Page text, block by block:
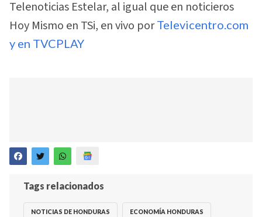
Telenoticias Estelar, al igual que en noticieros
Hoy Mismo en TSi, en vivo porTelevicentro.com
y en TVCPLAY
Tags relacionados
NOTICIAS DE HONDURAS ECONOMÍA HONDURAS